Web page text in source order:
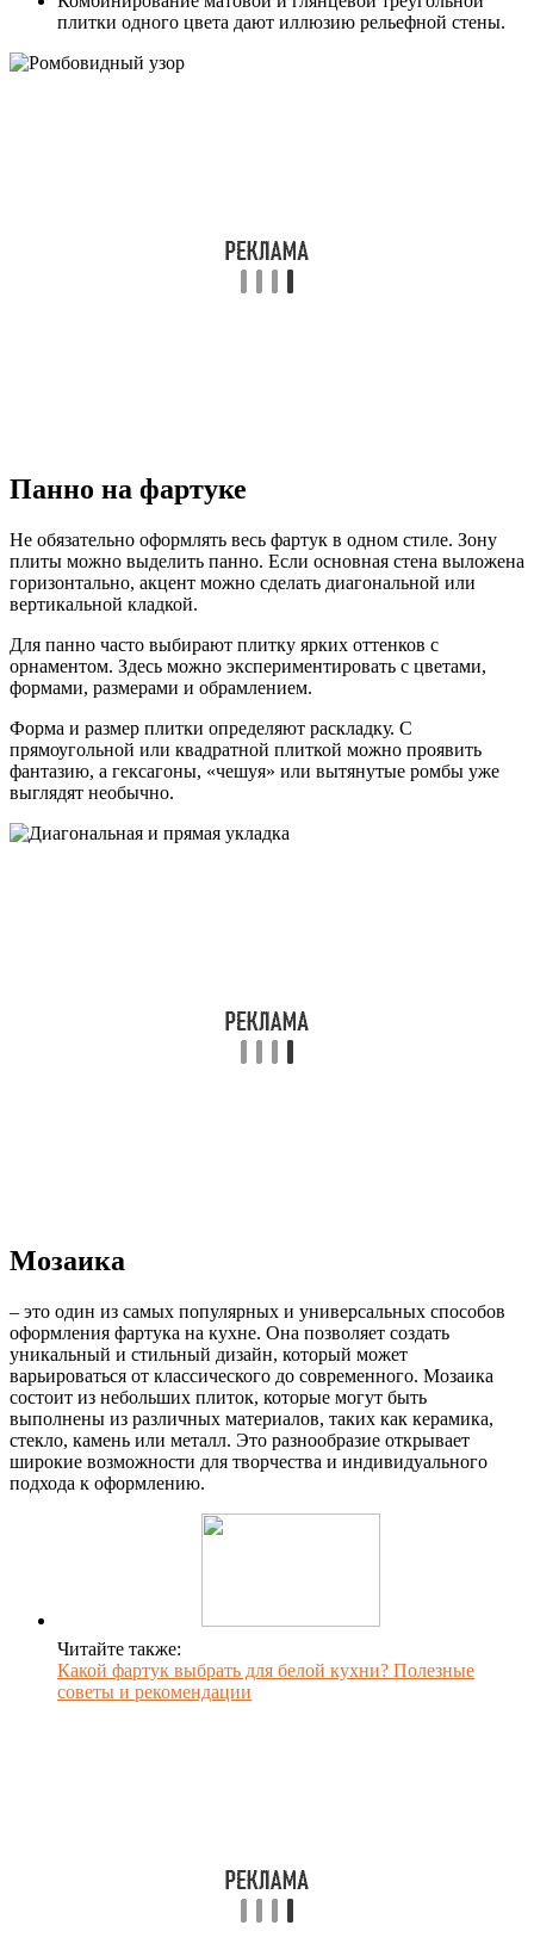
плитки одного цвета дают иллюзию рельефной стены.
Панно на фартуке
Не обязательно оформлять весь фартук в одном стиле. Зону
плиты можно выделить панно. Если основная стена выложена
горизонтально, акцент можно сделать диагональной или
вертикальной кладкой.
Для панно часто выбирают плитку ярких оттенков с
орнаментом. Здесь можно экспериментировать с цветами,
формами, размерами и обрамлением.
Форма и размер плитки определяют раскладку. С
прямоугольной или квадратной плиткой можно проявить
фантазию, а гексагоны, «чешуя» или вытянутые ромбы уже
выглядят необычно.
Мозаика
– это один из самых популярных и универсальных способов
оформления фартука на кухне. Она позволяет создать
уникальный и стильный дизайн, который может
варьироваться от классического до современного. Мозаика
состоит из небольших плиток, которые могут быть
выполнены из различных материалов, таких как керамика,
стекло, камень или металл. Это разнообразие открывает
широкие возможности для творчества и индивидуального
подхода к оформлению.
Читайте также:
Какой фартук выбрать для белой кухни? Полезные
советы и рекомендации